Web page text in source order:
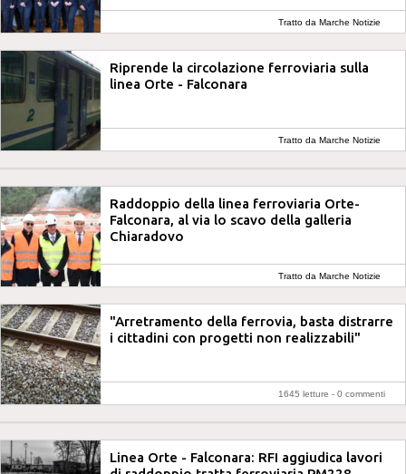
Tratto da Marche Notizie
Riprende la circolazione ferroviaria sulla
linea Orte - Falconara
Tratto da Marche Notizie
Raddoppio della linea ferroviaria Orte-
Falconara, al via lo scavo della galleria
Chiaradovo
Tratto da Marche Notizie
"Arretramento della ferrovia, basta distrarre
i cittadini con progetti non realizzabili"
1645 letture - 0 commenti
Linea Orte - Falconara: RFI aggiudica lavori